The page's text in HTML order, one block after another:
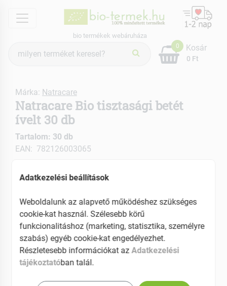
menu
bio termékek webáruháza
keresés
0
0 Ft
Kosár
Márka: Natracare
Natracare Bio tisztasági betét
ívelt 30 db
Tartalom: 30 db
EAN: 782126003065
Adatkezelési beállítások
Weboldalunk az alapvető működéshez szükséges
cookie-kat használ. Szélesebb körű
funkcionalitáshoz (marketing, statisztika, személyre
szabás) egyéb cookie-kat engedélyezhet.
Részletesebb információkat azAdatkezelési
tájékoztatóban talál.